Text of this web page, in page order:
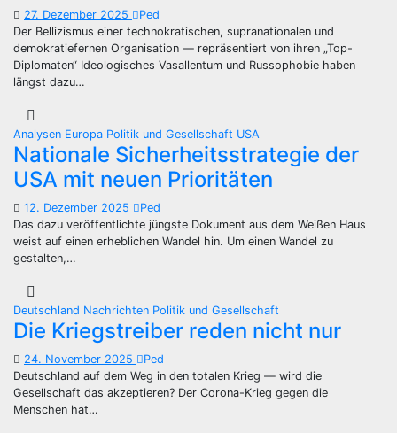
27. Dezember 2025
Ped
Der Bellizismus einer technokratischen, supranationalen und
demokratiefernen Organisation — repräsentiert von ihren „Top-
Diplomaten“ Ideologisches Vasallentum und Russophobie haben
längst dazu…
Analysen Europa Politik und Gesellschaft USA
Nationale Sicherheitsstrategie der
USA mit neuen Prioritäten
12. Dezember 2025
Ped
Das dazu veröffentlichte jüngste Dokument aus dem Weißen Haus
weist auf einen erheblichen Wandel hin. Um einen Wandel zu
gestalten,…
Deutschland Nachrichten Politik und Gesellschaft
Die Kriegstreiber reden nicht nur
24. November 2025
Ped
Deutschland auf dem Weg in den totalen Krieg — wird die
Gesellschaft das akzeptieren? Der Corona-Krieg gegen die
Menschen hat…